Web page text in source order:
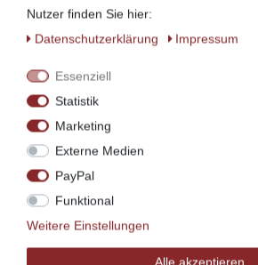
Zubehör
Nutzer finden Sie hier:
Daten­schutz­erklärung
Impressum
Essenziell
Statistik
Marketing
Externe Medien
PayPal
Funktional
Weitere Einstellungen
Alle akzeptieren